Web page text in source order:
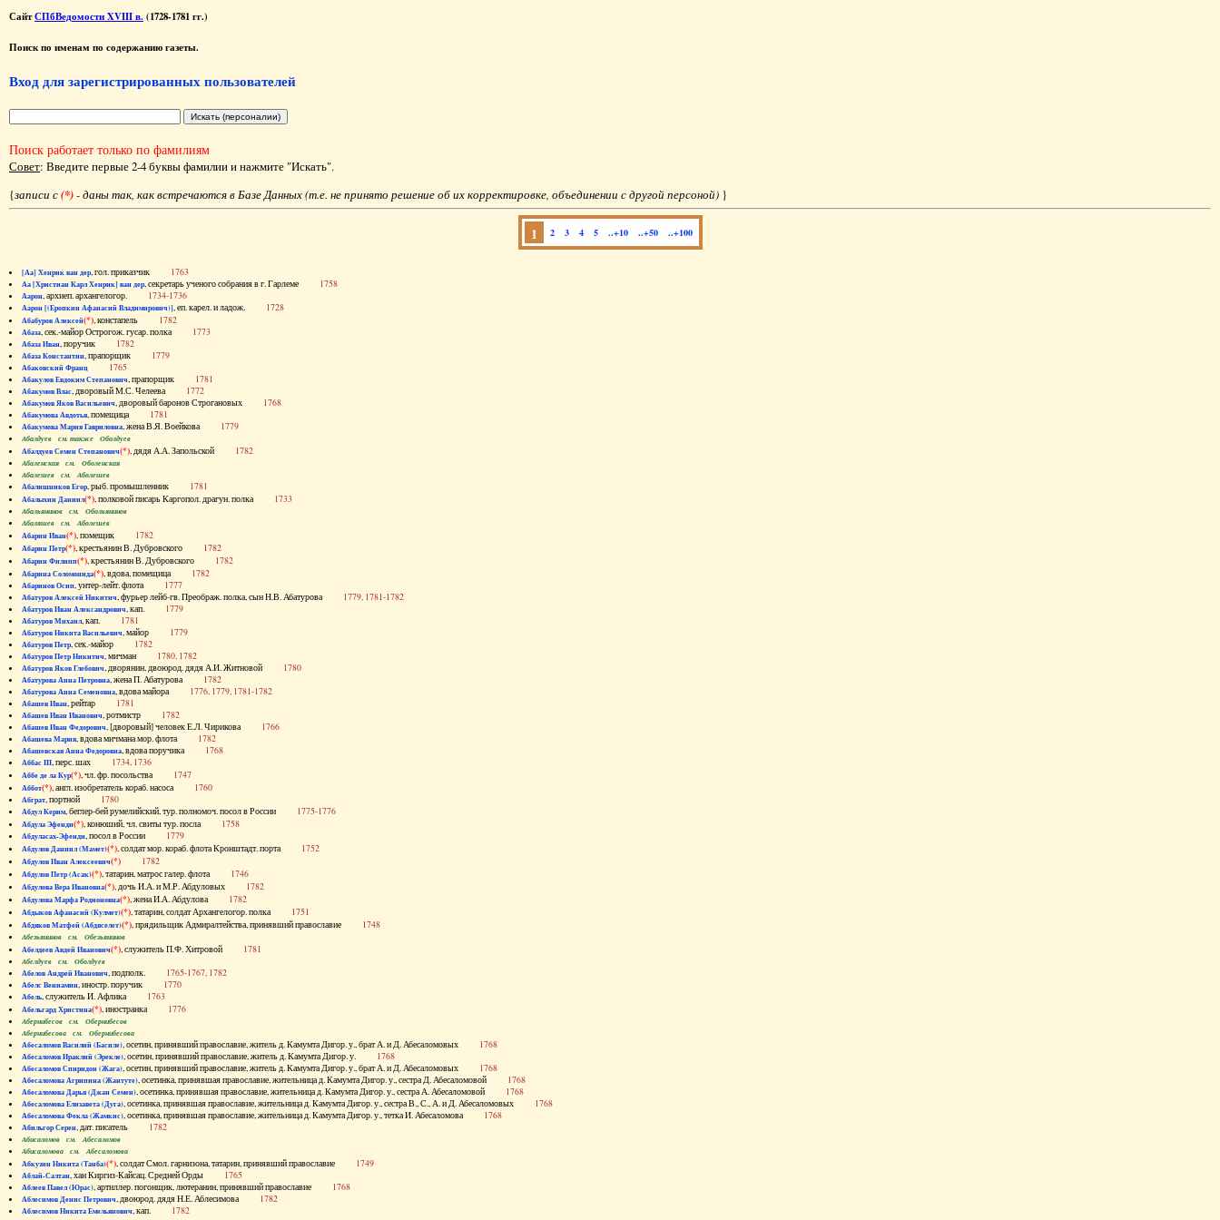
СайтСПбВедомости XVIII в. (1728-1781 гг.)
Поиск по именам по содержанию газеты.
Вход для зарегистрированных пользователей
Поиск работает только по фамилиям
Совет: Введите первые 2-4 буквы фамилии и нажмите "Искать".
{записи с(*)- даны так, как встречаются в Базе Данных (т.е. не принято решение об их корректировке, объединении с другой персоной) }
1 2 3 4 5 ..+10 ..+50 ..+100
[Аа] Хенрик ван дер, гол. приказчик 1763
Аа [Христиан Карл Хенрик] ван дер, секретарь ученого собрания в г. Гарлеме 1758
Аарон, архиеп. архангелогор. 1734-1736
Аарон [(Еропкин Афанасий Владимирович)], еп. карел. и ладож. 1728
Абабуров Алексей(*), констапель 1782
Абаза, сек.-майор Острогож. гусар. полка 1773
Абаза Иван, поручик 1782
Абаза Константин, прапорщик 1779
Абаковский Франц 1765
Абакулов Евдоким Степанович, прапорщик 1781
Абакумов Влас, дворовый М.С. Челеева 1772
Абакумов Яков Васильевич, дворовый баронов Строгановых 1768
Абакумова Авдотья, помещица 1781
Абакумова Мария Гавриловна, жена В.Я. Воейкова 1779
Абалдуев см. также Оболдуев
Абалдуев Семен Степанович(*), дядя А.А. Запольской 1782
Абаленская см. Оболенская
Абалешев см. Аболешев
Абалишников Егор, рыб. промышленник 1781
Абалыхин Даниил(*), полковой писарь Каргопол. драгун. полка 1733
Абальянинов см. Обольянинов
Абаляшев см. Аболешев
Абарин Иван(*), помещик 1782
Абарин Петр(*), крестьянин В. Дубровского 1782
Абарин Филипп(*), крестьянин В. Дубровского 1782
Абарина Соломонида(*), вдова, помещица 1782
Абаринов Осип, унтер-лейт. флота 1777
Абатуров Алексей Никитич, фурьер лейб-гв. Преображ. полка, сын Н.В. Абатурова 1779, 1781-1782
Абатуров Иван Александрович, кап. 1779
Абатуров Михаил, кап. 1781
Абатуров Никита Васильевич, майор 1779
Абатуров Петр, сек.-майор 1782
Абатуров Петр Никитич, мичман 1780, 1782
Абатуров Яков Глебович, дворянин, двоюрод. дядя А.И. Житновой 1780
Абатурова Анна Петровна, жена П. Абатурова 1782
Абатурова Анна Семеновна, вдова майора 1776, 1779, 1781-1782
Абашев Иван, рейтар 1781
Абашев Иван Иванович, ротмистр 1782
Абашев Иван Федорович, [дворовый] человек Е.Л. Чирикова 1766
Абашева Мария, вдова мичмана мор. флота 1782
Абашевская Анна Федоровна, вдова поручика 1768
Аббас III, перс. шах 1734, 1736
Аббе де ла Кур(*), чл. фр. посольства 1747
Аббот(*), англ. изобретатель кораб. насоса 1760
Абграт, портной 1780
Абдул Керим, беглер-бей румелийский, тур. полномоч. посол в России 1775-1776
Абдула Эфенди(*), конюший, чл. свиты тур. посла 1758
Абдуласах-Эфенди, посол в России 1779
Абдулов Даниил (Мамет)(*), солдат мор. кораб. флота Кронштадт. порта 1752
Абдулов Иван Алексеевич(*) 1782
Абдулов Петр (Асак)(*), татарин, матрос галер. флота 1746
Абдулова Вера Ивановна(*), дочь И.А. и М.Р. Абдуловых 1782
Абдулова Марфа Родионовна(*), жена И.А. Абдулова 1782
Абдыков Афанасий (Кулмет)(*), татарин, солдат Архангелогор. полка 1751
Абдяков Матфей (Абдяселет)(*), прядильщик Адмиралтейства, принявший православие 1748
Абезьянинов см. Обезьянинов
Абелдеев Авдей Иванович(*), служитель П.Ф. Хитровой 1781
Абелдуев см. Оболдуев
Абелов Андрей Иванович, подполк. 1765-1767, 1782
Абелс Вениамин, иностр. поручик 1770
Абель, служитель И. Афлика 1763
Абельгард Христина(*), иностранка 1776
Абернибесов см. Обернибесов
Абернибесова см. Обернибесова
Абесаломов Василий (Басиле), осетин, принявший православие, житель д. Камумта Дигор. у., брат А. и Д. Абесаломовых 1768
Абесаломов Ираклий (Эрекле), осетин, принявший православие, житель д. Камумта Дигор. у. 1768
Абесаломов Спиридон (Жага), осетин, принявший православие, житель д. Камумта Дигор. у., брат А. и Д. Абесаломовых 1768
Абесаломова Агрипина (Жантуте), осетинка, принявшая православие, жительница д. Камумта Дигор. у., сестра Д. Абесаломовой 1768
Абесаломова Дарья (Джан Семен), осетинка, принявшая православие, жительница д. Камумта Дигор. у., сестра А. Абесаломовой 1768
Абесаломова Елизавета (Дуга), осетинка, принявшая православие, жительница д. Камумта Дигор. у., сестра В., С., А. и Д. Абесаломовых 1768
Абесаломова Фекла (Жамкис), осетинка, принявшая православие, жительница д. Камумта Дигор. у., тетка И. Абесаломова 1768
Абильгор Серен, дат. писатель 1782
Абисаломов см. Абесаломов
Абисаломова см. Абесаломова
Абкузин Никита (Танба)(*), солдат Смол. гарнизона, татарин, принявший православие 1749
Аблай-Салтан, хан Киргиз-Кайсац. Средней Орды 1765
Аблеев Павел (Юрас), артиллер. погонщик, лютеранин, принявший православие 1768
Аблесимов Денис Петрович, двоюрод. дядя Н.Е. Аблесимова 1782
Аблесимов Никита Емельянович, кап. 1782